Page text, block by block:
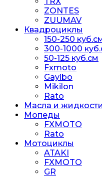
ZONTES
ZUUMAV
Квадроциклы
150-250
300-1000
50-125 куб.см
Fxmoto
Gayibo
Mikilon
Rato
Масла и жидкости
Мопеды
FXMOTO
Rato
Мотоциклы
ATAKI
FXMOTO
GR